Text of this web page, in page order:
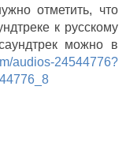
отметить, что
к русскому
можно в
audios-24544776?